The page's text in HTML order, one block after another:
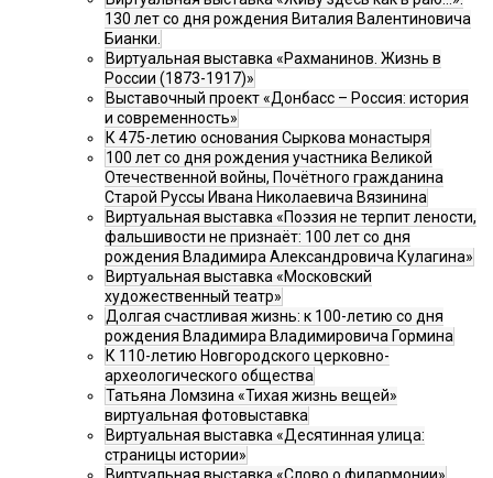
130 лет со дня рождения Виталия Валентиновича
Бианки.
Виртуальная выставка «Рахманинов. Жизнь в
России (1873-1917)»
Выставочный проект «Донбасс – Россия: история
и современность»
К 475-летию основания Сыркова монастыря
100 лет со дня рождения участника Великой
Отечественной войны, Почётного гражданина
Старой Руссы Ивана Николаевича Вязинина
Виртуальная выставка «Поэзия не терпит лености,
фальшивости не признаёт: 100 лет со дня
рождения Владимира Александровича Кулагина»
Виртуальная выставка «Московский
художественный театр»
Долгая счастливая жизнь: к 100-летию со дня
рождения Владимира Владимировича Гормина
К 110-летию Новгородского церковно-
археологического общества
Татьяна Ломзина «Тихая жизнь вещей»
виртуальная фотовыставка
Виртуальная выставка «Десятинная улица:
страницы истории»